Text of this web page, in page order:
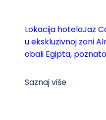
Lokacija hotelaJaz
u ekskluzivnoj zoni
obali Egipta,
Saznaj više